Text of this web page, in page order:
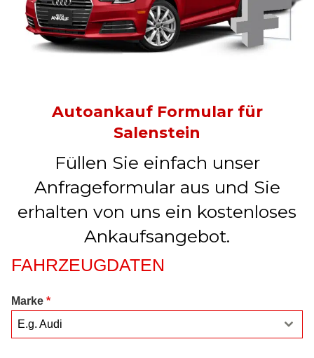
Autoankauf Formular für
Salenstein
Füllen Sie einfach unser
Anfrageformular aus und Sie
erhalten von uns ein kostenloses
Ankaufsangebot.
FAHRZEUGDATEN
Marke *
E.g. Audi